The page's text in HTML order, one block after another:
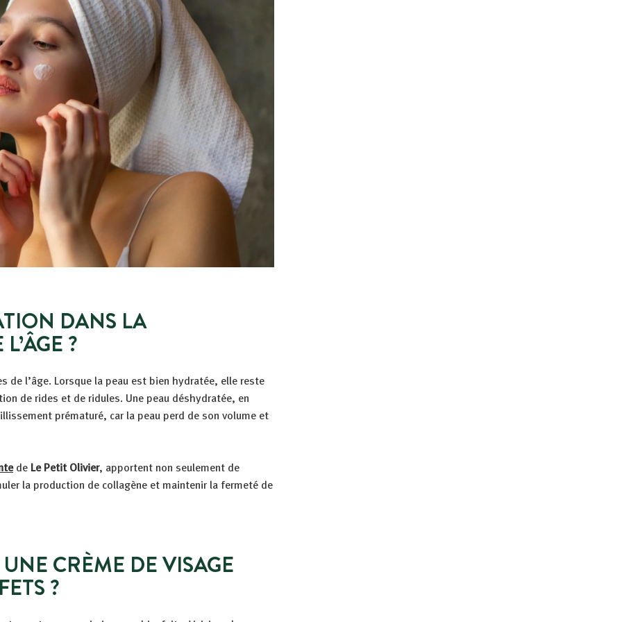
DANS LA
?
de l’âge. Lorsque la peau est bien hydratée, elle reste
de rides et de ridules. Une peau déshydratée, en
prématuré, car la peau perd de son volume et
de Le Petit Olivier, apportent non seulement de
la production de collagène et maintenir la fermeté de
CRÈME DE VISAGE
?